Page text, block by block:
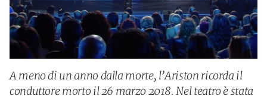
A meno di un anno dalla morte, l’Ariston ricorda il
conduttore morto il 26 marzo 2018. Nel teatro è stata